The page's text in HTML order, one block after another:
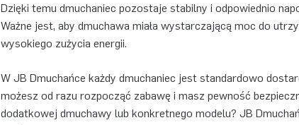
Dzięki temu dmuchaniec pozostaje stabilny i odpowiednio
Ważne jest, aby dmuchawa miała wystarczającą moc do
wysokiego zużycia energii.
W JB Dmuchańce każdy dmuchaniec jest standardowo
możesz od razu rozpocząć zabawę i masz pewność
dodatkowej dmuchawy lub konkretnego modelu? JB